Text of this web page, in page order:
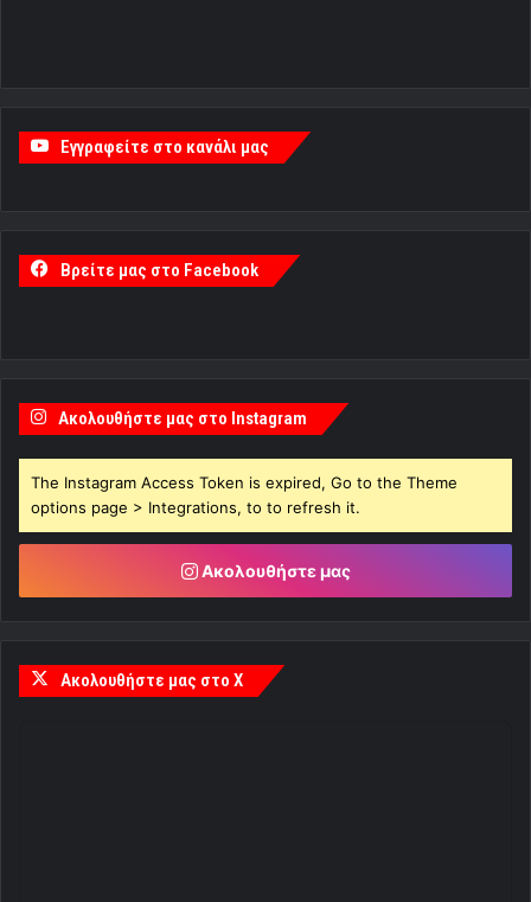
Εγγραφείτε στο κανάλι μας
Βρείτε μας στο Facebook
Ακολουθήστε μας στο Instagram
The Instagram Access Token is expired, Go to the Theme
options page > Integrations, to to refresh it.
Ακολουθήστε μας
Ακολουθήστε μας στο X